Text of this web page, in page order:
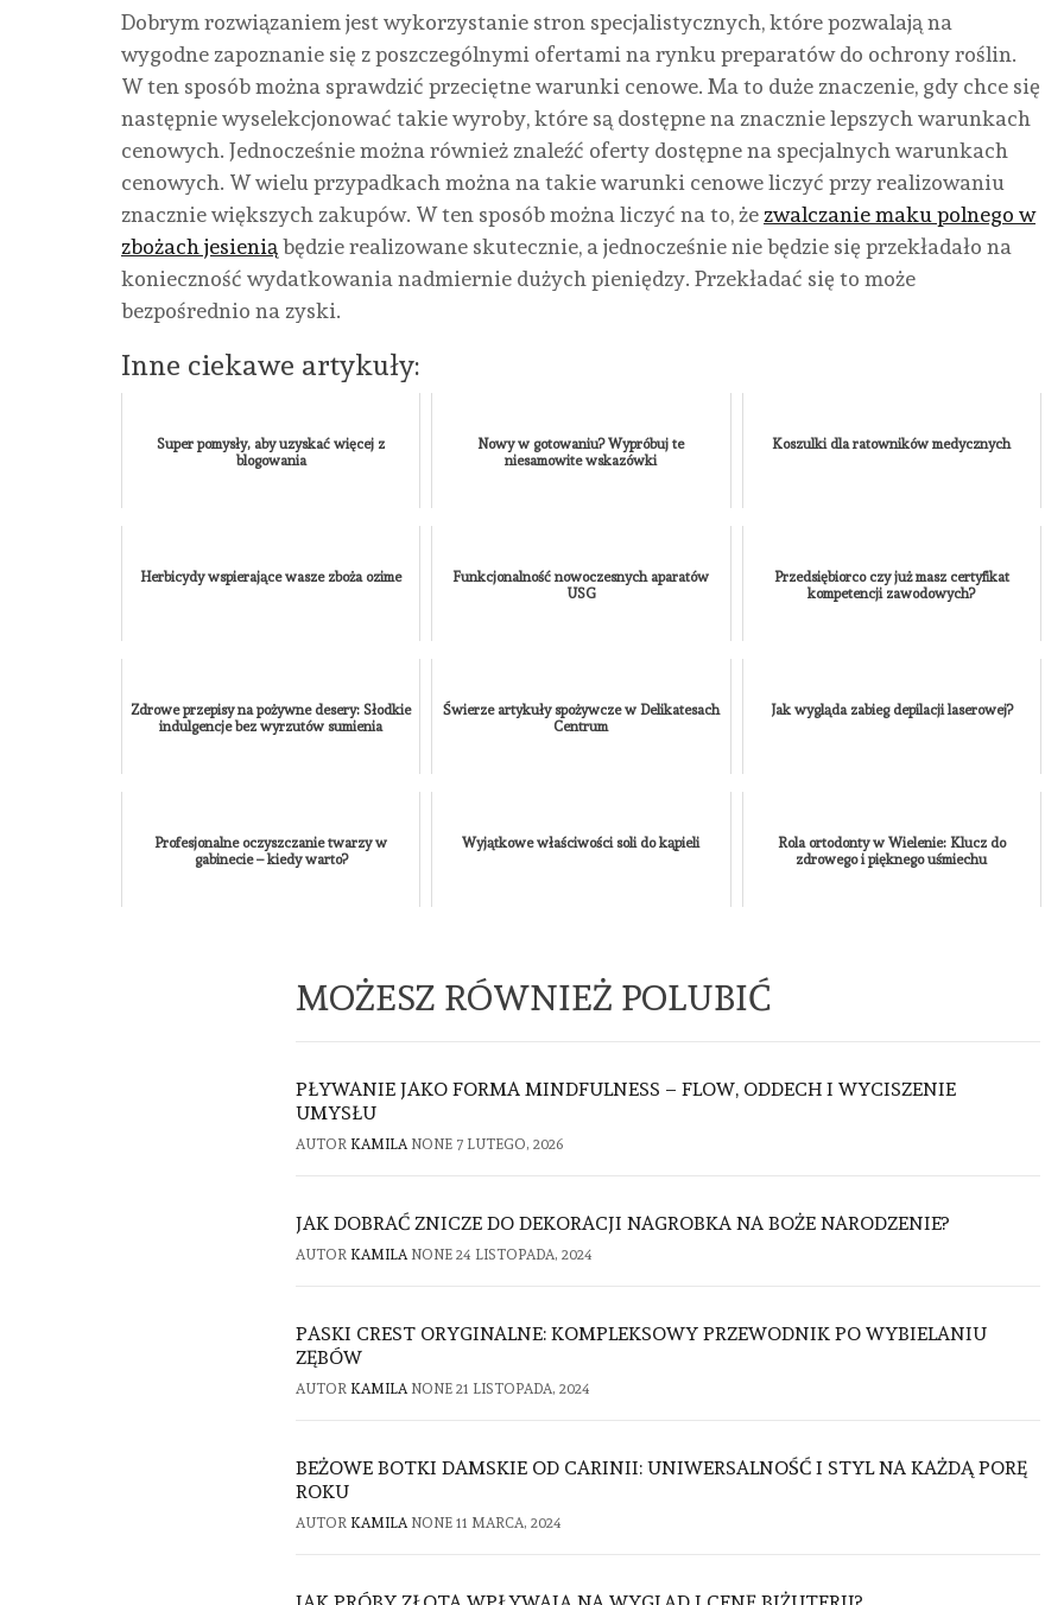
Dobrym rozwiązaniem jest wykorzystanie stron specjalistycznych, które pozwalają na
wygodne zapoznanie się z poszczególnymi ofertami na rynku preparatów do ochrony roślin.
W ten sposób można sprawdzić przeciętne warunki cenowe. Ma to duże znaczenie, gdy chce się
następnie wyselekcjonować takie wyroby, które są dostępne na znacznie lepszych warunkach
cenowych. Jednocześnie można również znaleźć oferty dostępne na specjalnych warunkach
cenowych. W wielu przypadkach można na takie warunki cenowe liczyć przy realizowaniu
znacznie większych zakupów. W ten sposób można liczyć na to, że zwalczanie maku polnego w
zbożach jesienią będzie realizowane skutecznie, a jednocześnie nie będzie się przekładało na
konieczność wydatkowania nadmiernie dużych pieniędzy. Przekładać się to może
bezpośrednio na zyski.
Inne ciekawe artykuły:
Super pomysły, aby uzyskać więcej z
blogowania
Nowy w gotowaniu? Wypróbuj te
niesamowite wskazówki
Koszulki dla ratowników medycznych
Herbicydy wspierające wasze zboża ozime
Funkcjonalność nowoczesnych aparatów
USG
Przedsiębiorco czy już masz certyfikat
kompetencji zawodowych?
Zdrowe przepisy na pożywne desery: Słodkie
indulgencje bez wyrzutów sumienia
Świerze artykuły spożywcze w Delikatesach
Centrum
Jak wygląda zabieg depilacji laserowej?
Profesjonalne oczyszczanie twarzy w
gabinecie – kiedy warto?
Wyjątkowe właściwości soli do kąpieli
Rola ortodonty w Wielenie: Klucz do
zdrowego i pięknego uśmiechu
MOŻESZ RÓWNIEŻ POLUBIĆ
PŁYWANIE JAKO FORMA MINDFULNESS – FLOW, ODDECH I WYCISZENIE
UMYSŁU
AUTOR KAMILA NONE 7 LUTEGO, 2026
JAK DOBRAĆ ZNICZE DO DEKORACJI NAGROBKA NA BOŻE NARODZENIE?
AUTOR KAMILA NONE 24 LISTOPADA, 2024
PASKI CREST ORYGINALNE: KOMPLEKSOWY PRZEWODNIK PO WYBIELANIU
ZĘBÓW
AUTOR KAMILA NONE 21 LISTOPADA, 2024
BEŻOWE BOTKI DAMSKIE OD CARINII: UNIWERSALNOŚĆ I STYL NA KAŻDĄ PORĘ
ROKU
AUTOR KAMILA NONE 11 MARCA, 2024
NIEZALEŻNY
KOMFORT
POD
TATRAMI
AUTOR
KAMILA
NONE 12
2026
ODBIJANIEM
KART
ZA
KOLEGÓW?
KAMILA
NONE 2
LIPCA,
2026
SIĘ
PRZYGOTOWAĆ
I
CZEGO
SPODZIEWAĆ?
KAMILA
NONE
30
2026
I
NONE
PIERWSZA WIZYTA U
TRYCHOLOGA W KRAKOWIE:
CZERWCA, 2026